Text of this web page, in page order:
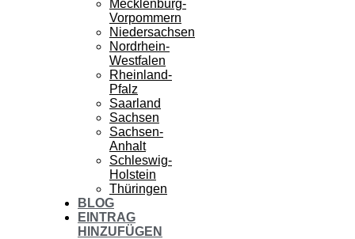
Mecklenburg-
Vorpommern
Niedersachsen
Nordrhein-
Westfalen
Rheinland-
Pfalz
Saarland
Sachsen
Sachsen-
Anhalt
Schleswig-
Holstein
Thüringen
BLOG
EINTRAG
HINZUFÜGEN